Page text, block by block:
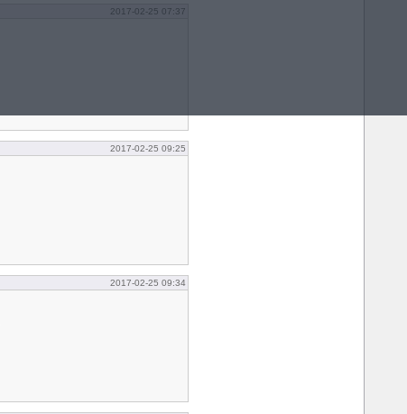
2017-02-25 07:37
2017-02-25 09:25
2017-02-25 09:34